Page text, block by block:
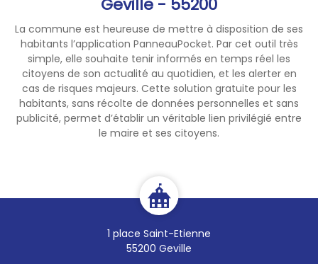
La commune est heureuse de mettre à disposition de ses
habitants l’application PanneauPocket. Par cet outil très
simple, elle souhaite tenir informés en temps réel les
citoyens de son actualité au quotidien, et les alerter en
cas de risques majeurs. Cette solution gratuite pour les
habitants, sans récolte de données personnelles et sans
publicité, permet d’établir un véritable lien privilégié entre
le maire et ses citoyens.
1 place Saint-Etienne
55200 Geville
Vous pouvez retrouver cet
arrêté via ce lien :
https://www.meuse.gouv.fr/P
ublications/Recueil-des-
Actes-Administratifs-
RAA/RAA-annee-2026
Restent ainsi temporairement
-les lâchers de lanternes
volantes équipées d'une
-les spectacles
pyrotechniques ainsi que